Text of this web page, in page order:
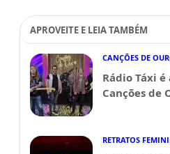
APROVEITE E LEIA TAMBÉM
CANÇÕES DE
Rádio Táxi
Canções de
RETRATOS